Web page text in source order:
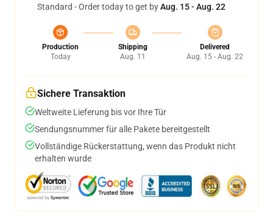
Standard - Order today to get byAug. 15 - Aug. 22
Production
Today
Shipping
Aug. 11
Delivered
Aug. 15 - Aug. 22
Sichere Transaktion
Weltweite Lieferung bis vor Ihre Tür
Sendungsnummer für alle Pakete bereitgestellt
Vollständige Rückerstattung, wenn das Produkt nicht
erhalten wurde